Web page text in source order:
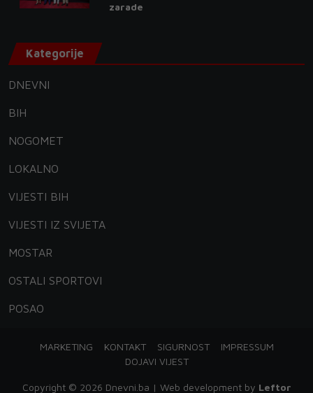
zarade
Kategorije
DNEVNI
BIH
NOGOMET
LOKALNO
VIJESTI BIH
VIJESTI IZ SVIJETA
MOSTAR
OSTALI SPORTOVI
POSAO
MARKETING KONTAKT SIGURNOST
IMPRESSUM
DOJAVI VIJEST
Copyright © 2026 Dnevni.ba | Web development by Leftor